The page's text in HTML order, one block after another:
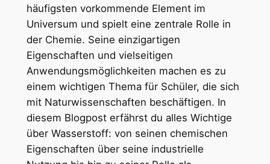
häufigsten vorkommende Element im
Universum und spielt eine zentrale Rolle in
der Chemie. Seine einzigartigen
Eigenschaften und vielseitigen
Anwendungsmöglichkeiten machen es zu
einem wichtigen Thema für Schüler, die sich
mit Naturwissenschaften beschäftigen. In
diesem Blogpost erfährst du alles Wichtige
über Wasserstoff: von seinen chemischen
Eigenschaften über seine industrielle